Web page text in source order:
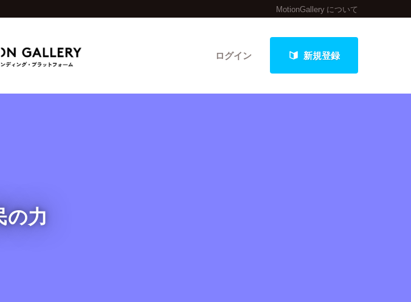
MotionGallery について
ログイン 新規登録
ーから探す
の力